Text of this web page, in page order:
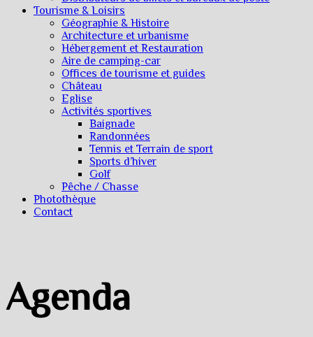
Tourisme & Loisirs
Géographie & Histoire
Architecture et urbanisme
Hébergement et Restauration
Aire de camping-car
Offices de tourisme et guides
Château
Eglise
Activités sportives
Baignade
Randonnées
Tennis et Terrain de sport
Sports d’hiver
Golf
Pêche / Chasse
Photothèque
Contact
Agenda